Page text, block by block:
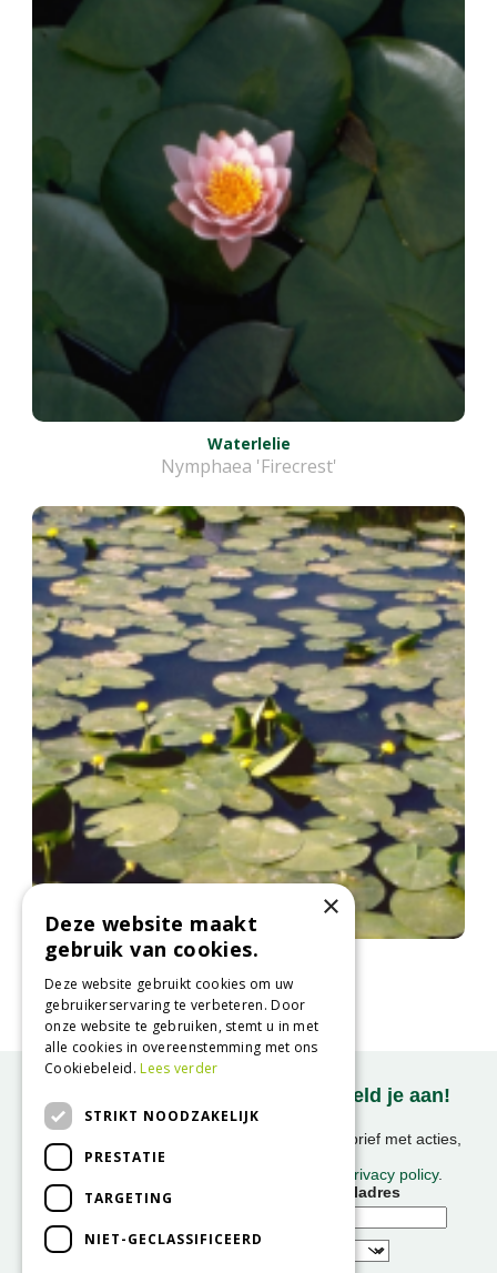
Waterlelie
Nymphaea 'Firecrest'
Gele plomp
Nuphar lutea
Onze nieuwsbrief ontvangen? Meld je aan!
Ontvang ongeveer 1x per week onze nieuwsbrief met acties,
We slaan uw gegevens op conform onze
privacy policy.
Voornaam
E-mailadres
×
Deze website maakt
gebruik van cookies.
Deze website gebruikt cookies om uw
gebruikerservaring te verbeteren. Door
onze website te gebruiken, stemt u in met
alle cookies in overeenstemming met ons
Cookiebeleid.Lees verder
STRIKT NOODZAKELIJK
PRESTATIE
TARGETING
NIET-GECLASSIFICEERD